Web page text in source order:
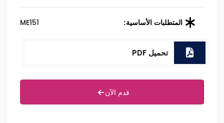
المتطلبات الأساسية: ME151
تحميل PDF
قدم الآن